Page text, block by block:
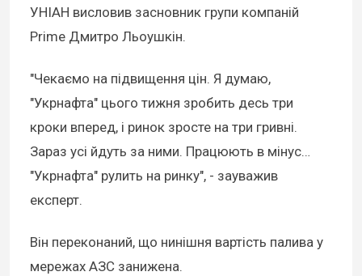
УНІАН висловив засновник групи компаній
Prime Дмитро Льоушкін.
"Чекаємо на підвищення цін. Я думаю,
"Укрнафта" цього тижня зробить десь три
кроки вперед, і ринок зросте на три гривні.
Зараз усі йдуть за ними. Працюють в мінус…
"Укрнафта" рулить на ринку", - зауважив
експерт.
Він переконаний, що нинішня вартість палива у
мережах АЗС занижена.